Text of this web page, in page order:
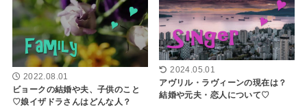
2022.08.01
ビョークの結婚や夫、子供のこと
♡娘イザドラさんはどんな人？
2024.05.01
アヴリル・ラヴィーンの現在は？
結婚や元夫・恋人について♡